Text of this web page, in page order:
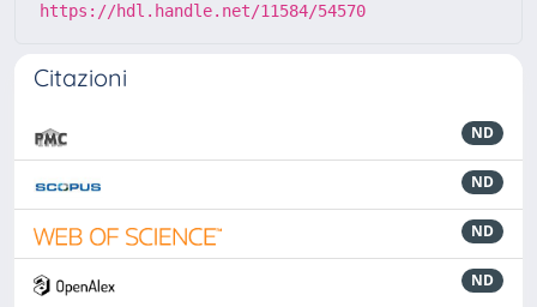
https://hdl.handle.net/11584/54570
Citazioni
ND
ND
ND
ND